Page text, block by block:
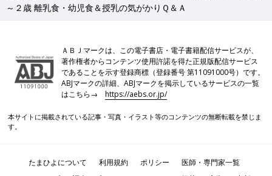
～２歳 離乳食・幼児食＆授乳の気がかりＱ＆Ａ
ＡＢＪマークは、この電子書店・電子書籍配信サービスが、
著作権者からコンテンツ使用許諾を得た正規版配信サービス
であることを示す登録商標（登録番号 第11091000号）です。
ABJマークの詳細、ABJマークを掲示しているサービスの一覧
はこちら→https://aebs.or.jp/
本サイトに掲載されている記事・写真・イラスト等のコンテンツの無断転載を禁じま
す。
たまひよについて 利用規約 ポリシー
医師・専門家一覧